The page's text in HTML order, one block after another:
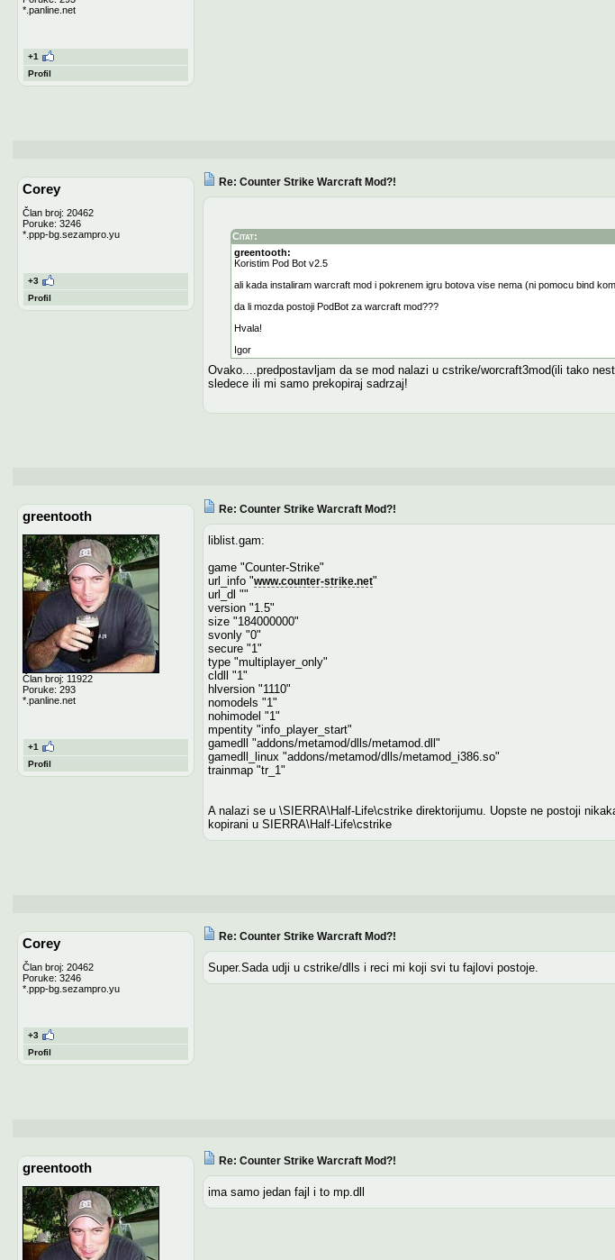
*.panline.net
+1
Profil
Corey
Član broj: 20462
Poruke: 3246
*.ppp-bg.sezampro.yu
+3
Profil
Re: Counter Strike Warcraft Mod?!
Citat:
greentooth:
Koristim Pod Bot v2.5
ali kada instaliram warcraft mod i pokrenem igru botova vise nema (ni pomocu bind
da li mozda postoji PodBot za warcraft mod???
Hvala!
Igor
Ovako....predpostavljam da se mod nalazi u cstrike/worcraft3mod(ili tako
sledece ili mi samo prekopiraj sadrzaj!
greentooth
Član broj: 11922
Poruke: 293
*.panline.net
+1
Profil
Re: Counter Strike Warcraft Mod?!
liblist.gam:
game "Counter-Strike"
url_info "www.counter-strike.net"
url_dl ""
version "1.5"
size "184000000"
svonly "0"
secure "1"
type "multiplayer_only"
cldll "1"
hlversion "1110"
nomodels "1"
nohimodel "1"
mpentity "info_player_start"
gamedll "addons/metamod/dlls/metamod.dll"
gamedll_linux "addons/metamod/dlls/metamod_i386.so"
trainmap "tr_1"
A nalazi se u \SIERRA\Half-Life\cstrike direktorijumu. Uopste ne postoji
kopirani u SIERRA\Half-Life\cstrike
Corey
Član broj: 20462
Poruke: 3246
*.ppp-bg.sezampro.yu
+3
Profil
Re: Counter Strike Warcraft Mod?!
Super.Sada udji u cstrike/dlls i reci mi koji svi tu fajlovi postoje.
greentooth
Re: Counter Strike Warcraft Mod?!
ima samo jedan fajl i to mp.dll